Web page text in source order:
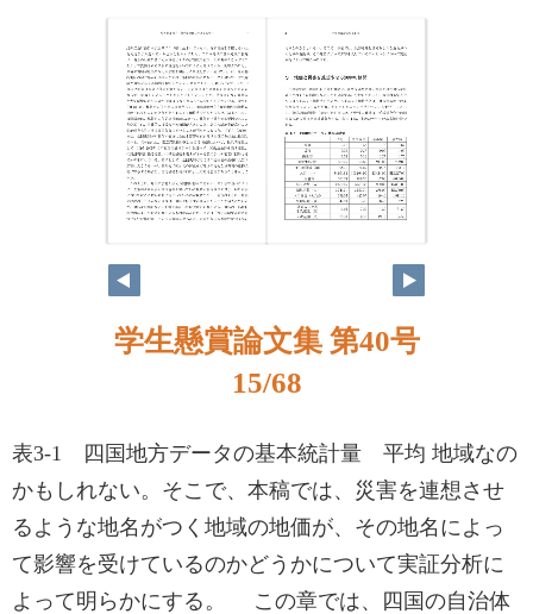
学生懸賞論文集 第40号
15/68
表3-1 四国地方データの基本統計量 平均 地域なの
かもしれない。そこで、本稿では、災害を連想させ
るような地名がつく地域の地価が、その地名によっ
て影響を受けているのかどうかについて実証分析に
よって明らかにする。 この章では、四国の自治体